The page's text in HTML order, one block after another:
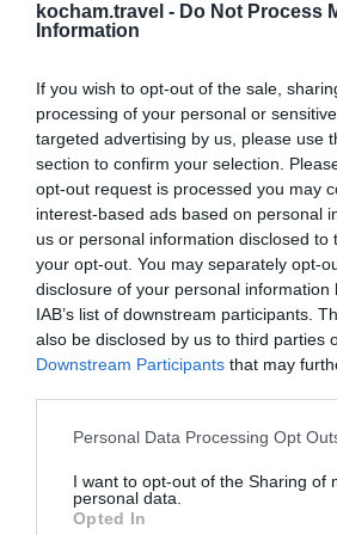
kocham.travel - Do Not Process
Information
If you wish to opt-out of the sale,
processing of your personal or
targeted advertising by us, please use
section to confirm your selection.
opt-out request is processed you may
interest-based ads based on personal
us or personal information disclosed to
your opt-out. You may separately opt-
disclosure of your personal information
IAB’s list of downstream participants.
also be disclosed by us to third parties
Downstream Participants that may
Personal Data Processing Opt
I want to opt-out of the Sharing of
personal data.
Opted In
Popularne
Bułgaria.
Sozopola: co
Mieście?
Sozopol, jedno z
bułgarskim
to miejsce, gdzie
teraźniejszością na
Stare Miasto,
malowniczym
w czasie od
bułgarskie
3 20.04.2026•9
2
Bułgaria. Stare
Spacer po
odkrywanie historii
Odkryj magiczny
miejsc na
przewodnik zabierze
brukowanych
Gdzie autem na
rodzinną podróż
Bułgarii.
Planujesz rodzinne